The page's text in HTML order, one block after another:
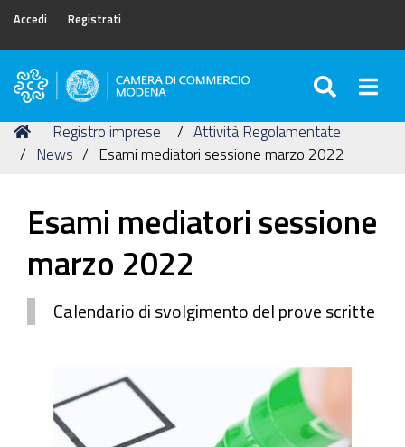
Accedi Registrati
Camera
Commercio
di
Tu
sei
Home
Registro imprese
Attività Regolamentate
News
Esami mediatori sessione marzo 2022
Esami mediatori sessione
marzo 2022
Calendario di svolgimento del prove scritte